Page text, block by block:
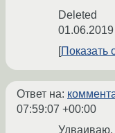
Deleted
Показать
Ответ на:
07:59:07 +00:00
Удваиваю.